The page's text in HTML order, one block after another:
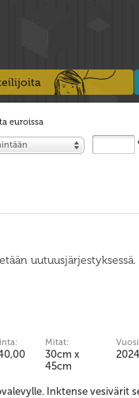
euroissa
uutuusjärjestyksessä.
Mitat:
30cm x
45cm
2024
Inktense vesivärit